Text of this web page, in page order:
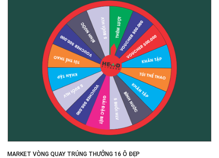
MARKET VÒNG QUAY TRÚNG THƯỞNG 16 Ô ĐẸP